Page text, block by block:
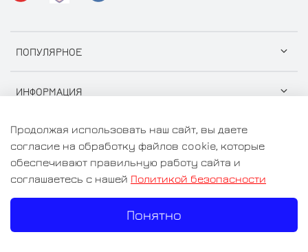
ПОПУЛЯРНОЕ
ИНФОРМАЦИЯ
© 2026 ООО "СтройГрузСнаб" Любое использование
Цены на сайте носят информационный характер и не
являются публичной офертой
Продолжая использовать наш сайт, вы даете
согласие на обработку файлов cookie, которые
обеспечивают правильную работу сайта и
соглашаетесь с нашей Политикой безопасности
Понятно